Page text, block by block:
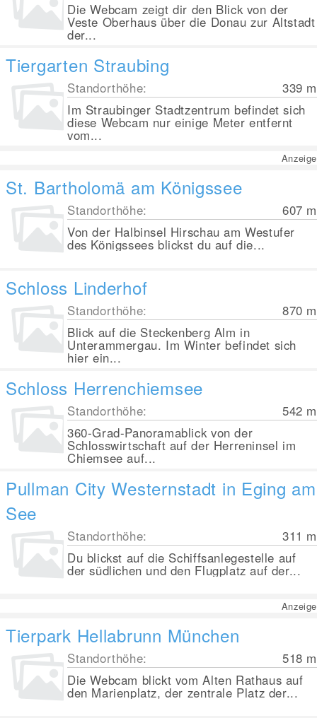
Die Webcam zeigt dir den Blick von der
Veste Oberhaus über die Donau zur Altstadt
der...
Tiergarten Straubing
Standorthöhe: 339 m
Im Straubinger Stadtzentrum befindet sich
diese Webcam nur einige Meter entfernt
vom...
Anzeige
St. Bartholomä am Königssee
Standorthöhe: 607 m
Von der Halbinsel Hirschau am Westufer
des Königssees blickst du auf die...
Schloss Linderhof
Standorthöhe: 870 m
Blick auf die Steckenberg Alm in
Unterammergau. Im Winter befindet sich
hier ein...
Schloss Herrenchiemsee
Standorthöhe: 542 m
360-Grad-Panoramablick von der
Schlosswirtschaft auf der Herreninsel im
Chiemsee auf...
Pullman City Westernstadt in Eging am
See
Standorthöhe: 311 m
Du blickst auf die Schiffsanlegestelle auf
der südlichen und den Flugplatz auf der...
Anzeige
Tierpark Hellabrunn München
Standorthöhe: 518 m
Die Webcam blickt vom Alten Rathaus auf
den Marienplatz, der zentrale Platz der...